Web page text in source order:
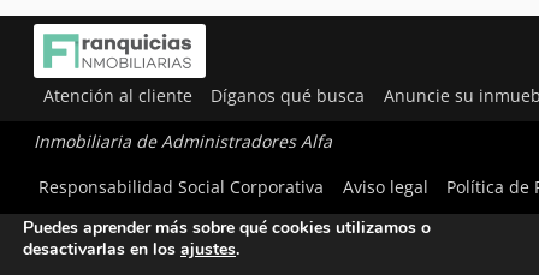
Atención al cliente Díganos qué busca Anuncie su
Inmobiliaria de Administradores Alfa
Responsabilidad Social Corporativa
Aviso legal Política de
Utilizamos cookies para ofrecerte la mejor experiencia en
Puedes aprender más sobre qué cookies utilizamos o
desactivarlas en los ajustes.